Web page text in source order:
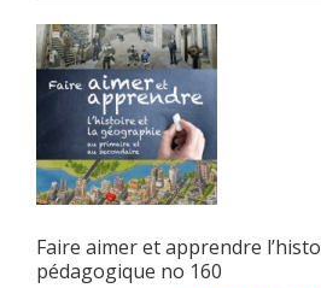
Faire aimer et apprendre
pédagogique no 160